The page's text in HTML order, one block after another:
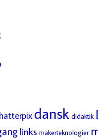
dansk didaktik
links makerteknologier